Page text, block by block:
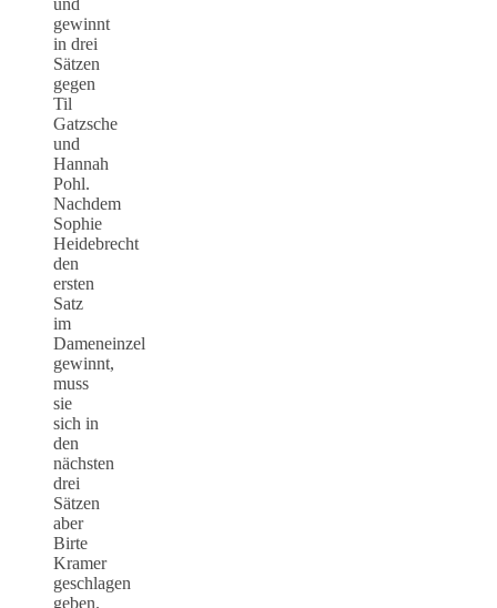
gewinnt
in drei
Sätzen
gegen
Til
Gatzsche
und
Hannah
Pohl.
Nachdem
Sophie
Heidebrecht
den
ersten
Satz
im
Dameneinzel
gewinnt,
muss
sie
sich in
den
nächsten
drei
Sätzen
aber
Birte
Kramer
geschlagen
geben.